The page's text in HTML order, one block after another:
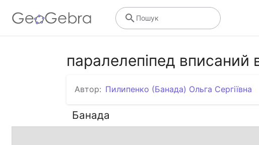
Пошук
паралелепіпед вписаний
Автор: Пилипенко (Банада) Ольга Сергіївна
Банада